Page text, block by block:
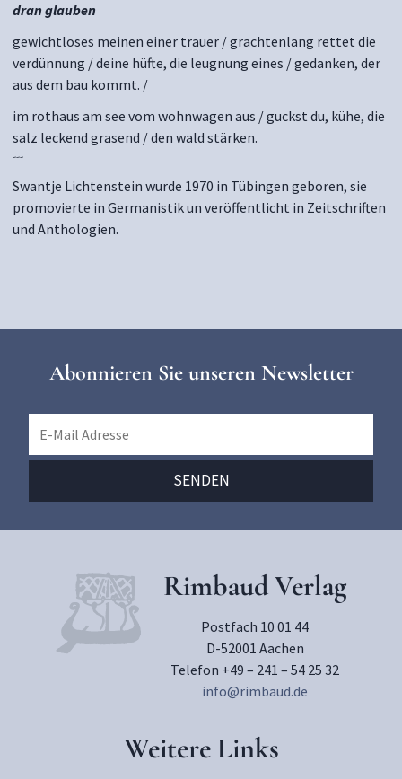
dran glauben
gewichtloses meinen einer trauer / grachtenlang rettet die
verdünnung / deine hüfte, die leugnung eines / gedanken, der
aus dem bau kommt. /
im rothaus am see vom wohnwagen aus / guckst du, kühe, die
salz leckend grasend / den wald stärken.
---
Swantje Lichtenstein wurde 1970 in Tübingen geboren, sie
promovierte in Germanistik un veröffentlicht in Zeitschriften
und Anthologien.
Abonnieren Sie unseren Newsletter
Rimbaud Verlag
Postfach 10 01 44
D-52001 Aachen
Telefon +49 – 241 – 54 25 32
info@rimbaud.de
Weitere Links